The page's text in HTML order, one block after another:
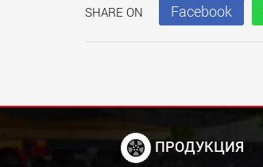
SHARE ON Facebook
ПРОДУКЦИЯ